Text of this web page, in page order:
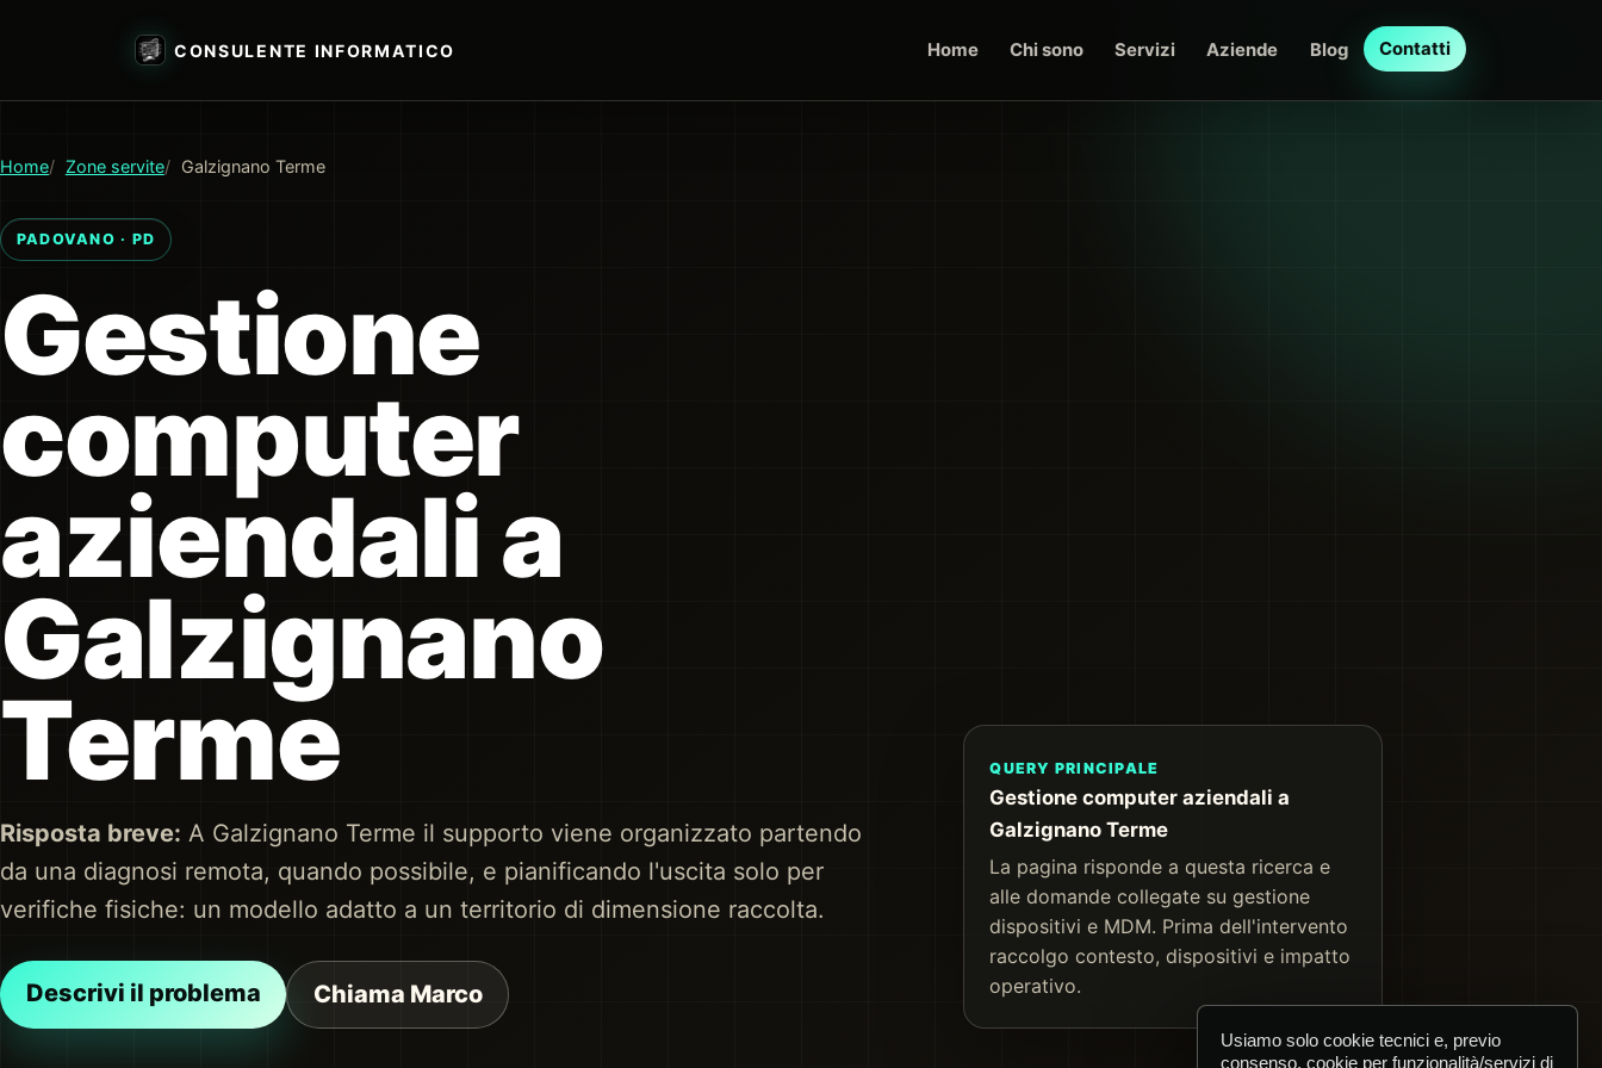
Usiamo solo cookie tecnici e, previo
consenso, cookie per funzionalità/servizi di
CONSULENTE INFORMATICO Home Chi sono Servizi Aziende Blog Contatti
Home Zone servite Galzignano Terme
PADOVANO · PD
Gestione
computer
aziendali a
Galzignano
Terme
Risposta breve: A Galzignano Terme il supporto viene organizzato partendo
da una diagnosi remota, quando possibile, e pianificando l'uscita solo per
verifiche fisiche: un modello adatto a un territorio di dimensione raccolta.
Descrivi il problema Chiama Marco
QUERY PRINCIPALE
Gestione computer aziendali a
Galzignano Terme
La pagina risponde a questa ricerca e
alle domande collegate su gestione
dispositivi e MDM. Prima dell'intervento
raccolgo contesto, dispositivi e impatto
operativo.